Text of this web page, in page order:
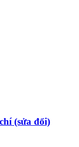
(sửa đổi)